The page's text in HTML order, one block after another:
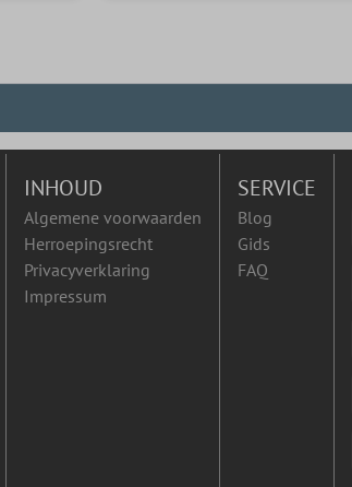
INHOUD
Algemene voorwaarden
Herroepingsrecht
Privacyverklaring
Impressum
SERVICE
Blog
Gids
FAQ